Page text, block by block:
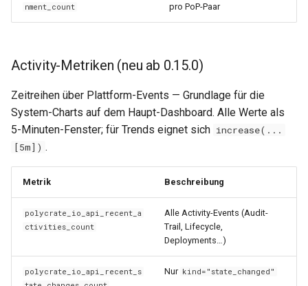
nment_count
pro PoP-Paar
Activity-Metriken (neu ab 0.15.0)
Zeitreihen über Plattform-Events — Grundlage für die
System-Charts auf dem Haupt-Dashboard. Alle Werte als
5-Minuten-Fenster; für Trends eignet sich increase(...
[5m]) .
Metrik Beschreibung
polycrate_io_api_recent_a
ctivities_count
Alle Activity-Events (Audit-
Trail, Lifecycle,
Deployments…)
polycrate_io_api_recent_s
Nur kind="state_changed"